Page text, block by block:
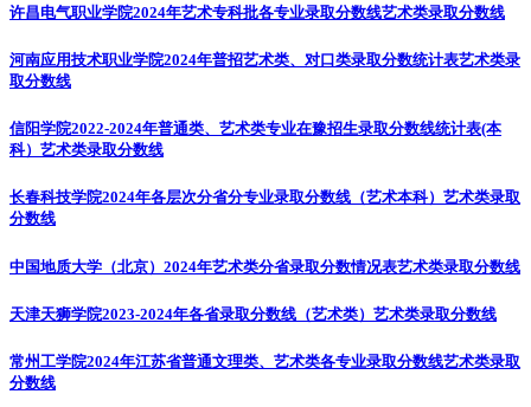
许昌电气职业学院2024年艺术专科批各专业录取分数线艺术类录取分数线
河南应用技术职业学院2024年普招艺术类、对口类录取分数统计表艺术类录
取分数线
信阳学院2022-2024年普通类、艺术类专业在豫招生录取分数线统计表(本
科） 艺术类录取分数线
长春科技学院2024年各层次分省分专业录取分数线（艺术本科） 艺术类录取
分数线
中国地质大学（北京）2024年艺术类分省录取分数情况表艺术类录取分数线
天津天狮学院2023-2024年各省录取分数线（艺术类） 艺术类录取分数线
常州工学院2024年江苏省普通文理类、艺术类各专业录取分数线艺术类录取
分数线